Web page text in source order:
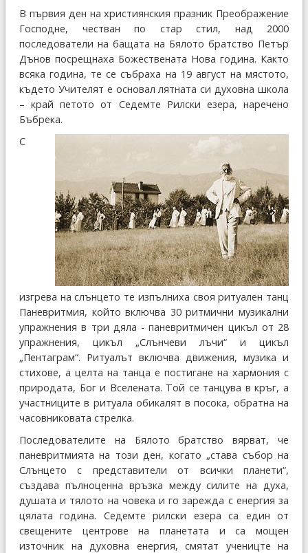
В първия ден на християнския празник Преображение
Господне, честван по стар стил, над 2000
последователи на бащата на Бялото братство Петър
Дънов посрещнаха Божествената Нова година. Както
всяка година, те се събраха на 19 август на мястото,
където Учителят е основал лятната си духовна школа
– край петото от Седемте Рилски езера, наречено
Бъбрека.
С
изгрева на слънцето те изпълниха своя ритуален танц
Паневритмия, който включва 30 ритмични музикални
упражнения в три дяла - паневритмичен цикъл от 28
упражнения, цикъл „Слънчеви лъчи“ и цикъл
„Пентаграм“. Ритуалът включва движения, музика и
стихове, а целта на танца е постигане на хармония с
природата, Бог и Вселената. Той се танцува в кръг, а
участниците в ритуала обикалят в посока, обратна на
часовниковата стрелка.
Последователите на Бялото братство вярват, че
паневритмията на този ден, когато „става събор на
Слънцето с представители от всички планети“,
създава пълноценна връзка между силите на духа,
душата и тялото на човека и го зарежда с енергия за
цялата година. Седемте рилски езера са един от
свещените центрове на планетата и са мощен
източник на духовна енергия, смятат ученицте на